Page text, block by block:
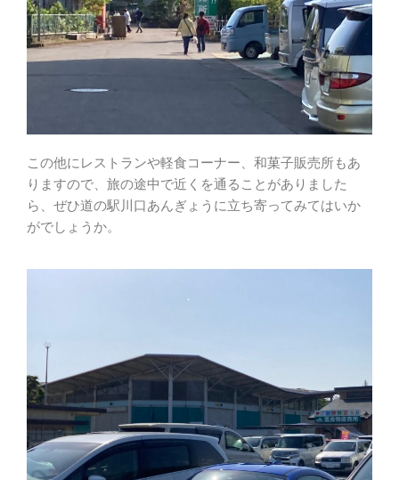
この他にレストランや軽食コーナー、和菓子販売所もあ
りますので、旅の途中で近くを通ることがありました
ら、ぜひ道の駅川口あんぎょうに立ち寄ってみてはいか
がでしょうか。